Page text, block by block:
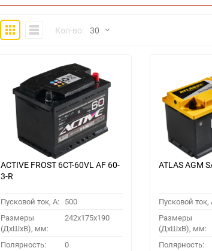
ПлиткаКомпактноКол-во: 30
30
60
90
150
ACTIVE FROST 6СТ-60VL АF 60-
3-R
Пусковой ток, A: 500
Размеры
(ДхШхВ), мм:
242x175x190
Полярность: 0
ATLAS AGM
Пусковой ток,
Размеры
(ДхШхВ), мм:
Полярность: